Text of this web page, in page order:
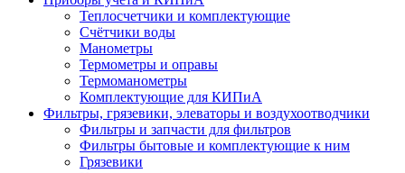
Теплосчетчики и комплектующие
Счётчики воды
Манометры
Термометры и оправы
Термоманометры
Комплектующие для КИПиА
Фильтры, грязевики, элеваторы и воздухоотводчики
Фильтры и запчасти для фильтров
Фильтры бытовые и комплектующие к ним
Грязевики